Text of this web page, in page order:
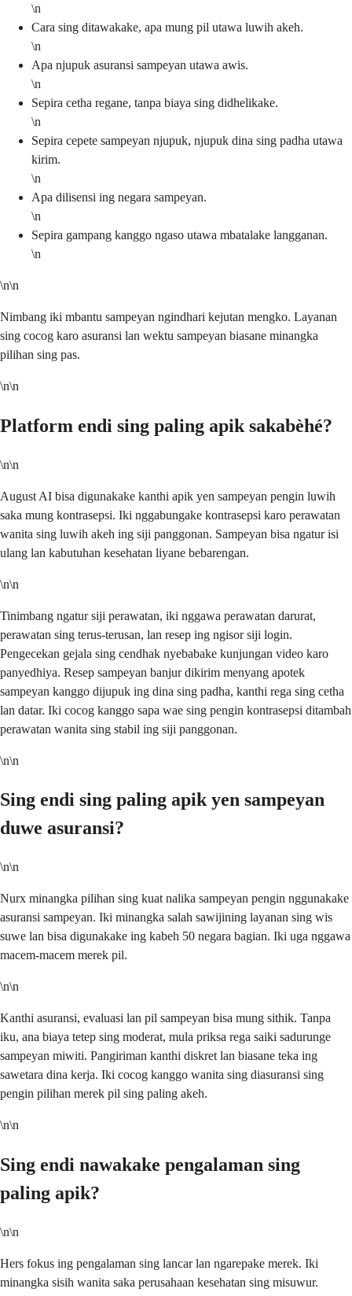
\n
Cara sing ditawakake, apa mung pil utawa luwih akeh.
\n
Apa njupuk asuransi sampeyan utawa awis.
\n
Sepira cetha regane, tanpa biaya sing didhelikake.
\n
Sepira cepete sampeyan njupuk, njupuk dina sing padha utawa
kirim.
\n
Apa dilisensi ing negara sampeyan.
\n
Sepira gampang kanggo ngaso utawa mbatalake langganan.
\n
\n\n
Nimbang iki mbantu sampeyan ngindhari kejutan mengko. Layanan
sing cocog karo asuransi lan wektu sampeyan biasane minangka
pilihan sing pas.
\n\n
Platform endi sing paling apik sakabèhé?
\n\n
August AI bisa digunakake kanthi apik yen sampeyan pengin luwih
saka mung kontrasepsi. Iki nggabungake kontrasepsi karo perawatan
wanita sing luwih akeh ing siji panggonan. Sampeyan bisa ngatur isi
ulang lan kabutuhan kesehatan liyane bebarengan.
\n\n
Tinimbang ngatur siji perawatan, iki nggawa perawatan darurat,
perawatan sing terus-terusan, lan resep ing ngisor siji login.
Pengecekan gejala sing cendhak nyebabake kunjungan video karo
panyedhiya. Resep sampeyan banjur dikirim menyang apotek
sampeyan kanggo dijupuk ing dina sing padha, kanthi rega sing cetha
lan datar. Iki cocog kanggo sapa wae sing pengin kontrasepsi ditambah
perawatan wanita sing stabil ing siji panggonan.
\n\n
Sing endi sing paling apik yen sampeyan
duwe asuransi?
\n\n
Nurx minangka pilihan sing kuat nalika sampeyan pengin nggunakake
asuransi sampeyan. Iki minangka salah sawijining layanan sing wis
suwe lan bisa digunakake ing kabeh 50 negara bagian. Iki uga nggawa
macem-macem merek pil.
\n\n
Kanthi asuransi, evaluasi lan pil sampeyan bisa mung sithik. Tanpa
iku, ana biaya tetep sing moderat, mula priksa rega saiki sadurunge
sampeyan miwiti. Pangiriman kanthi diskret lan biasane teka ing
sawetara dina kerja. Iki cocog kanggo wanita sing diasuransi sing
pengin pilihan merek pil sing paling akeh.
\n\n
Sing endi nawakake pengalaman sing
paling apik?
\n\n
Hers fokus ing pengalaman sing lancar lan ngarepake merek. Iki
minangka sisih wanita saka perusahaan kesehatan sing misuwur.